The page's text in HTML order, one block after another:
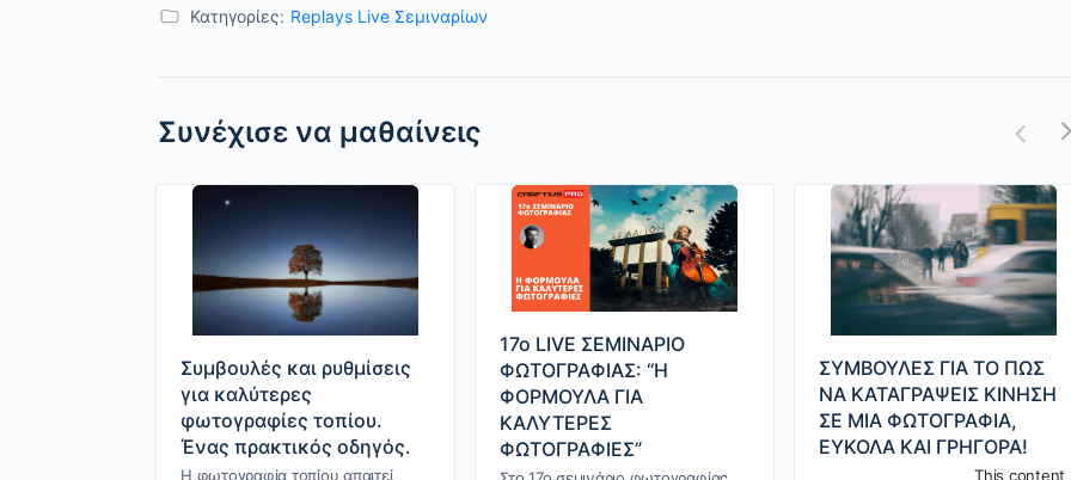
Κατηγορίες: Replays Live Σεμιναρίων
Συνέχισε να μαθαίνεις
Συμβουλές και ρυθμίσεις
για καλύτερες
φωτογραφίες τοπίου.
Ένας πρακτικός οδηγός.
Η φωτογραφία τοπίου απαιτεί
17o LIVE ΣΕΜΙΝΑΡΙΟ
ΦΩΤΟΓΡΑΦΙΑΣ: “Η
ΦΟΡΜΟΥΛΑ ΓΙΑ
ΚΑΛΥΤΕΡΕΣ
ΦΩΤΟΓΡΑΦΙΕΣ”
ΣΥΜΒΟΥΛΕΣ ΓΙΑ ΤΟ ΠΩΣ
ΝΑ ΚΑΤΑΓΡΑΨΕΙΣ ΚΙΝΗΣΗ
ΣΕ ΜΙΑ ΦΩΤΟΓΡΑΦΙΑ,
ΕΥΚΟΛΑ ΚΑΙ ΓΡΗΓΟΡΑ!
This content